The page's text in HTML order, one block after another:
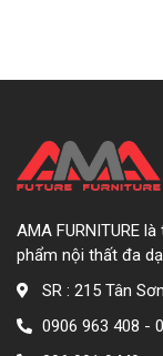
AMA FURNITURE
phẩm nội thất đa
SR : 215 Tân
0906 963 408 -